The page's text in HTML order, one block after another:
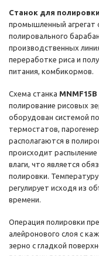
Станок для
промышленный агрегат
полировального
производственных
переработке риса и
питания, комбикормов.
Схема станка MNMF15B
полирование рисовых
оборудован системой
термостатов,
располагаются в
происходит
влаги, что является
полировки.
регулирует исходя из
времени.
Операция полировки
алейронового слоя с
зерно с гладкой